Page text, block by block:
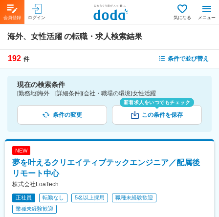
会員登録 ログイン 気になる メニュー
海外、女性活躍 の転職・求人検索結果
192 件 条件で並び替え
現在の検索条件
[勤務地]海外 [詳細条件](会社・職場の環境)女性活躍
条件の変更
新着求人をいつでもチェック
この条件を保存
NEW
夢を叶えるクリエイティブテックエンジニア／配属後
リモート中心
株式会社LoaTech
正社員 転勤なし 5名以上採用
職種未経験歓迎
業種未経験歓迎